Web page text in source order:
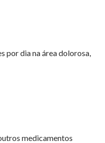
por dia na área dolorosa,
medicamentos